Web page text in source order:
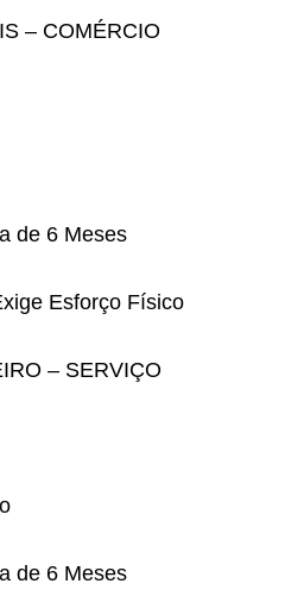
– COMÉRCIO
de 6 Meses
Esforço Físico
– SERVIÇO
de 6 Meses